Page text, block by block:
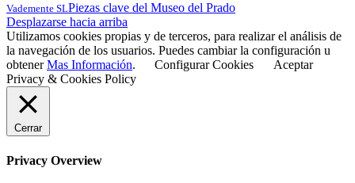
Vademente SLPiezas clave del Museo del Prado
Desplazarse hacia arriba
Utilizamos cookies propias y de terceros, para realizar el análisis de
la navegación de los usuarios. Puedes cambiar la configuración u
obtenerMas Información. Configurar Cookies
Aceptar
Privacy & Cookies Policy
Cerrar
Privacy Overview